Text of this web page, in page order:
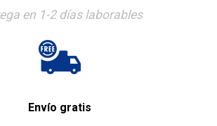
en 1-2 días laborables
Envío gratis